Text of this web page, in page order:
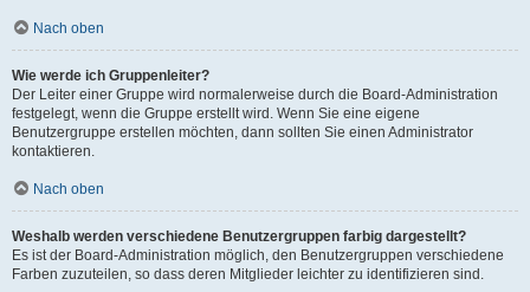
Nach oben
Wie werde ich Gruppenleiter?
Der Leiter einer Gruppe wird normalerweise durch die Board-Administration
festgelegt, wenn die Gruppe erstellt wird. Wenn Sie eine eigene
Benutzergruppe erstellen möchten, dann sollten Sie einen Administrator
kontaktieren.
Nach oben
Weshalb werden verschiedene Benutzergruppen farbig dargestellt?
Es ist der Board-Administration möglich, den Benutzergruppen verschiedene
Farben zuzuteilen, so dass deren Mitglieder leichter zu identifizieren sind.